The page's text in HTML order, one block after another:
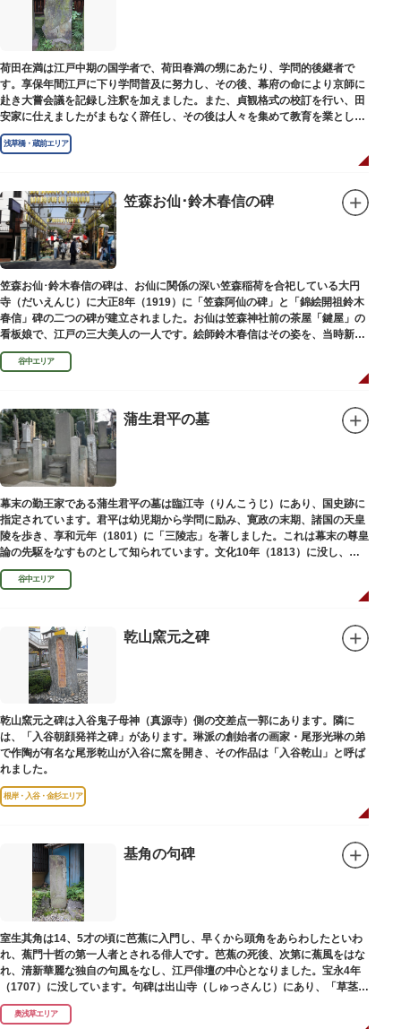
荷田在満は江戸中期の国学者で、荷田春満の甥にあたり、学問的後継者で
す。享保年間江戸に下り学問普及に努力し、その後、幕府の命により京師に
赴き大嘗会議を記録し注釈を加えました。また、貞観格式の校訂を行い、田
安家に仕えましたがまもなく辞任し、その後は人々を集めて教育を業としま
した。お墓は金竜寺（きんりゅうじ）境内にあります。
浅草橋・蔵前エリア
笠森お仙･鈴木春信の碑
笠森お仙･鈴木春信の碑は、お仙に関係の深い笠森稲荷を合祀している大円
寺（だいえんじ）に大正8年（1919）に「笠森阿仙の碑」と「錦絵開祖鈴木
春信」碑の二つの碑が建立されました。お仙は笠森神社前の茶屋「鍵屋」の
看板娘で、江戸の三大美人の一人です。絵師鈴木春信はその姿を、当時新し
い絵画様式である多色刷り版画「錦絵」に描きました。
谷中エリア
蒲生君平の墓
幕末の勤王家である蒲生君平の墓は臨江寺（りんこうじ）にあり、国史跡に
指定されています。君平は幼児期から学問に励み、寛政の末期、諸国の天皇
陵を歩き、享和元年（1801）に「三陵志」を著しました。これは幕末の尊皇
論の先駆をなすものとして知られています。文化10年（1813）に没し、高
山彦三郎や林子平と共に「寛政三奇人」の一人にあげられています。
谷中エリア
乾山窯元之碑
乾山窯元之碑は入谷鬼子母神（真源寺）側の交差点一郭にあります。隣に
は、「入谷朝顔発祥之碑」があります。琳派の創始者の画家・尾形光琳の弟
で作陶が有名な尾形乾山が入谷に窯を開き、その作品は「入谷乾山」と呼ば
れました。
根岸・入谷・金杉エリア
基角の句碑
室生其角は14、5才の頃に芭蕉に入門し、早くから頭角をあらわしたといわ
れ、蕉門十哲の第一人者とされる俳人です。芭蕉の死後、次第に蕉風をはな
れ、清新華麗な独自の句風をなし、江戸俳壇の中心となりました。宝永4年
（1707）に没しています。句碑は出山寺（しゅっさんじ）にあり、「草茎を
つつむ葉もなき 雲間哉」と刻まれています。
奥浅草エリア